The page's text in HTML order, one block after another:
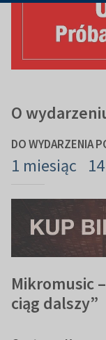
O
DO WYDARZENIA
1 miesiąc
Mikromusic
ciąg dalszy”